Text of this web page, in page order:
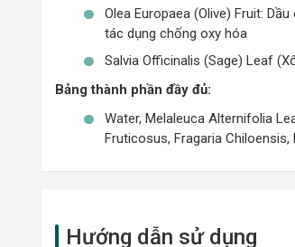
Olea Europaea (Olive) Fruit:
tác dụng chống oxy hóa
Salvia Officinalis (Sage) Leaf
Bảng thành phần đầy đủ:
Water, Melaleuca Alternifolia
Fruticosus, Fragaria
Hướng dẫn sử dụng